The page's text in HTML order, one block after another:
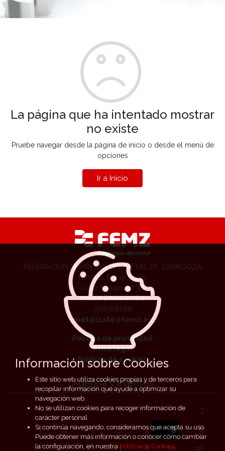
La página que ha intentado mostrar
no existe
Pruebe navegar desde la página de inicio o desde el menú de
opciones
Ir a Inicio
FEDERACIÓN EMPRESAS DEL METAL DE ZARAGOZA
Horario: 8 a 15 horas
Calle Santander 36
50010 ZARAGOZA
976768768
metalizate@femz.es
Política de privacidad
Aviso legal
Política de cookies
Agenda y eventos
1
2
3
4 5 6 7 8
9
Información sobre Cookies
Este sitio web utiliza cookies propias y de terceros para
recopilar información que ayude a optimizar su
navegación web.
No se utilizan cookies para recoger información de
carácter personal.
Si continúa navegando, consideramos que acepta su uso.
Puede obtener más información o conocer cómo cambiar
la configuración, en nuestraPolítica de Cookies.